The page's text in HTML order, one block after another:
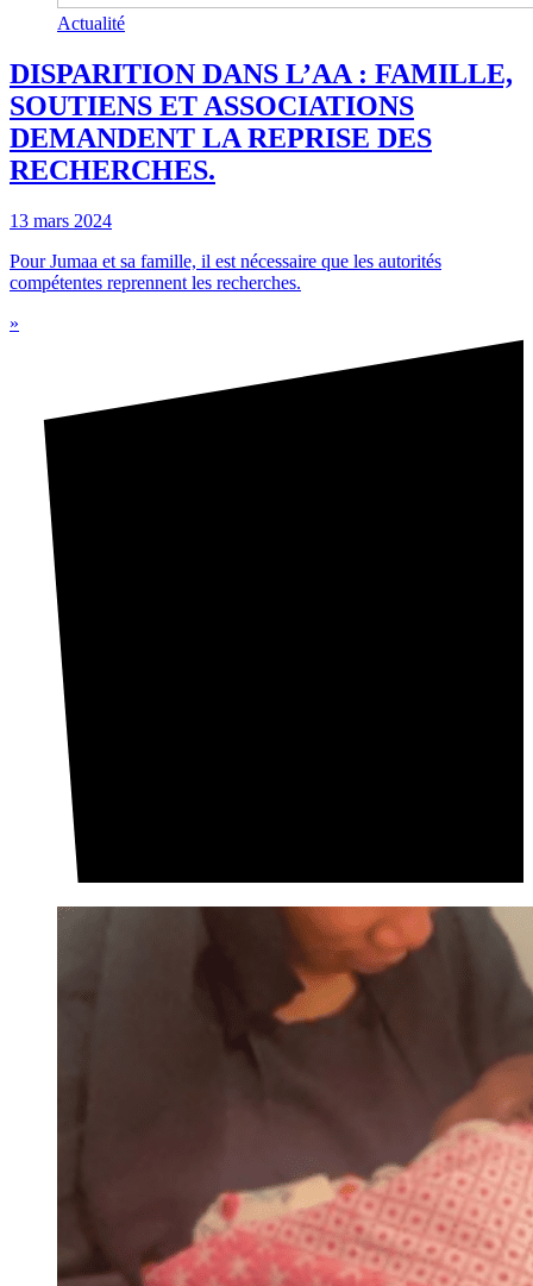
Actualité
DISPARITION DANS L’AA : FAMILLE,
SOUTIENS ET ASSOCIATIONS
DEMANDENT LA REPRISE DES
RECHERCHES.
13 mars 2024
Pour Jumaa et sa famille, il est nécessaire que les autorités
compétentes reprennent les recherches.
»